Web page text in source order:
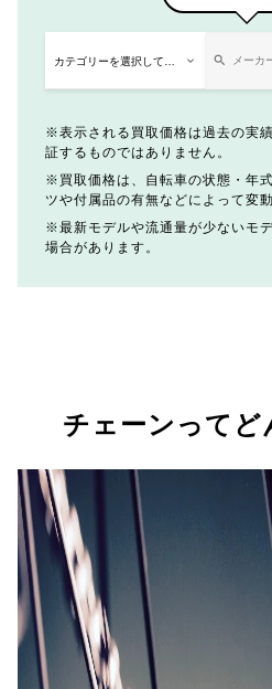
表示される買取価格は過去の実
証するものではありません。
買取価格は、自転車の状態・年
ツや付属品の有無などによって変動
最新モデルや流通量が少ないモ
場合があります。
チェーンってど